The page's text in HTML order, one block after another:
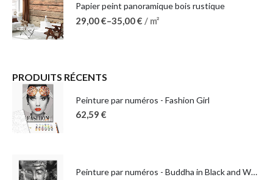
Papier peint panoramique bois rustique
29,00€–35,00€ / m²
PRODUITS RÉCENTS
Peinture par numéros - Fashion Girl
62,59 €
Peinture par numéros - Buddha in Black and White